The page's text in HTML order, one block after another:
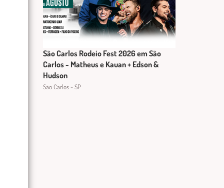
São Carlos Rodeio Fest 2026 em São
Carlos - Matheus e Kauan + Edson &
Hudson
São Carlos - SP